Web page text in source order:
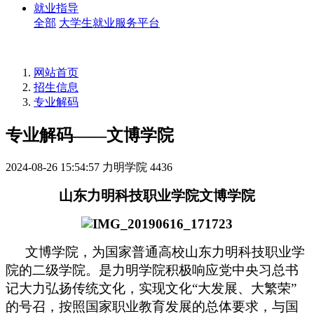
就业指导
全部 大学生就业服务平台
网站首页
招生信息
专业解码
专业解码——文博学院
2024-08-26 15:54:57 力明学院 4436
山东力明科技职业学院文博学院
文博学院，为国家普通高校山东力明科技职业学
院的二级学院。是力明学院积极响应党中央习总书
记大力弘扬传统文化，实现文化“大发展、大繁荣”
的号召，按照国家职业教育发展的总体要求，与国